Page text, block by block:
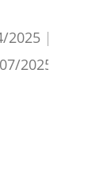
2025 |
2025